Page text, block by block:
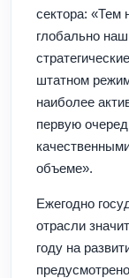
сектора: «Тем
глобально
штатном
наиболее
первую
объеме».
Ежегодно
отрасли
году на